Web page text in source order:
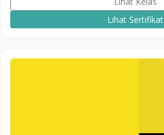
Lihat Sertifikat